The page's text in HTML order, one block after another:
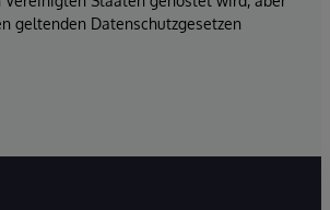
geltenden Datenschutzgesetzen